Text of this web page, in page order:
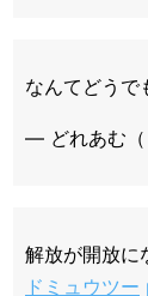
なんてどうで
— どれあむ（
解放が開放に
ドミュウツー